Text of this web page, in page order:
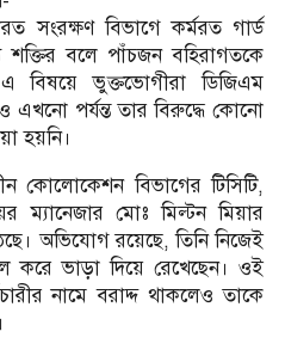
সংরক্ষণ বিভাগে কর্মরত গার্ড
বলে পাঁচজন বহিরাগতকে
এ বিষয়ে ভুক্তভোগীরা ডিজিএম
এখনো পর্যন্ত তার বিরুদ্ধে কোনো
হয়নি।
কোলোকেশন বিভাগের টিসিটি,
ম্যানেজার মোঃ মিল্টন মিয়ার
অভিযোগ রয়েছে, তিনি নিজেই
করে ভাড়া দিয়ে রেখেছেন। ওই
নামে বরাদ্দ থাকলেও তাকে